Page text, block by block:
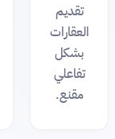
تقديم
العقارات
بشكل
تفاعلي
مقنع.